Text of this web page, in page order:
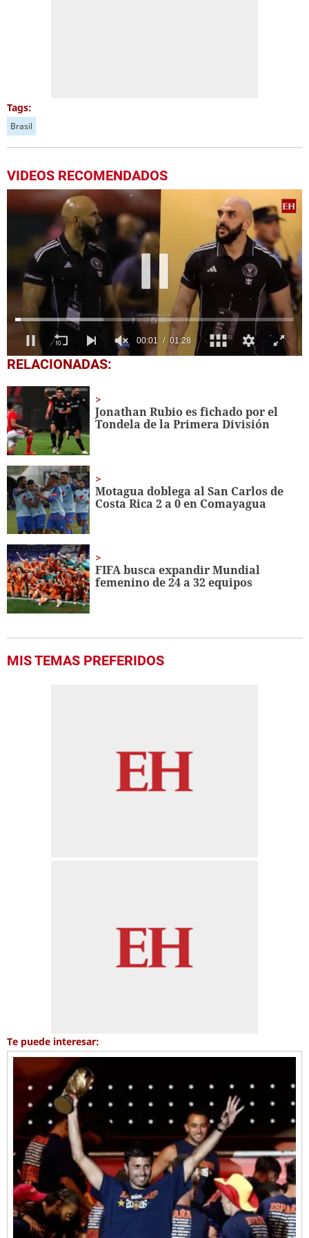
Tags:
Brasil
VIDEOS RECOMENDADOS
0
of
minute,
28
seconds
RELACIONADAS:
Jonathan Rubio es fichado por el
Tondela de la Primera División
Motagua doblega al San Carlos de
Costa Rica 2 a 0 en Comayagua
FIFA busca expandir Mundial
femenino de 24 a 32 equipos
MIS TEMAS PREFERIDOS
Te puede interesar: